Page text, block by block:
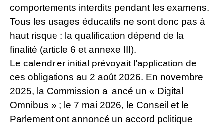
comportements interdits pendant les examens.
Tous les usages éducatifs ne sont donc pas à
haut risque : la qualification dépend de la
finalité (article 6 et annexe III).
Le calendrier initial prévoyait l’application de
ces obligations au 2 août 2026. En novembre
2025, la Commission a lancé un « Digital
Omnibus » ; le 7 mai 2026, le Conseil et le
Parlement ont annoncé un accord politique